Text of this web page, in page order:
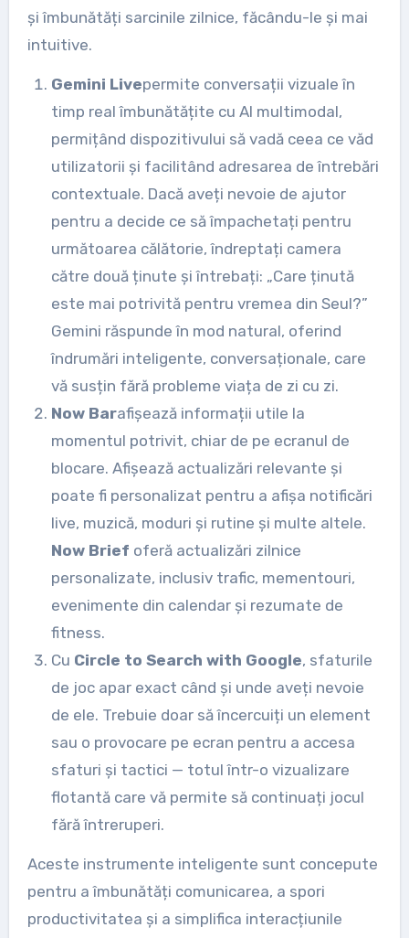
și îmbunătăți sarcinile zilnice, făcându-le și mai
intuitive.
Gemini Livepermite conversații vizuale în
timp real îmbunătățite cu AI multimodal,
permițând dispozitivului să vadă ceea ce văd
utilizatorii și facilitând adresarea de întrebări
contextuale. Dacă aveți nevoie de ajutor
pentru a decide ce să împachetați pentru
următoarea călătorie, îndreptați camera
către două ținute și întrebați: „Care ținută
este mai potrivită pentru vremea din Seul?”
Gemini răspunde în mod natural, oferind
îndrumări inteligente, conversaționale, care
vă susțin fără probleme viața de zi cu zi.
Now Barafișează informații utile la
momentul potrivit, chiar de pe ecranul de
blocare. Afișează actualizări relevante și
poate fi personalizat pentru a afișa notificări
live, muzică, moduri și rutine și multe altele.
Now Brief oferă actualizări zilnice
personalizate, inclusiv trafic, mementouri,
evenimente din calendar și rezumate de
fitness.
Cu Circle to Search with Google, sfaturile
de joc apar exact când și unde aveți nevoie
de ele. Trebuie doar să încercuiți un element
sau o provocare pe ecran pentru a accesa
sfaturi și tactici — totul într-o vizualizare
flotantă care vă permite să continuați jocul
fără întreruperi.
Aceste instrumente inteligente sunt concepute
pentru a îmbunătăți comunicarea, a spori
productivitatea și a simplifica interacțiunile